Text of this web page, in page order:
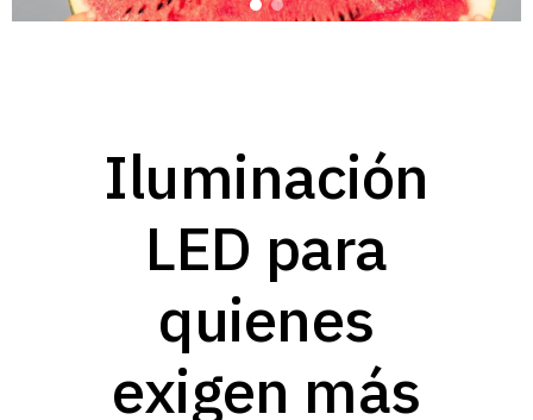
Iluminación
LED para
quienes
exigen más